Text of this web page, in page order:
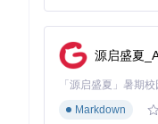
# 访问样本元数据
print( f"图像尺寸
源启盛夏
Markdown